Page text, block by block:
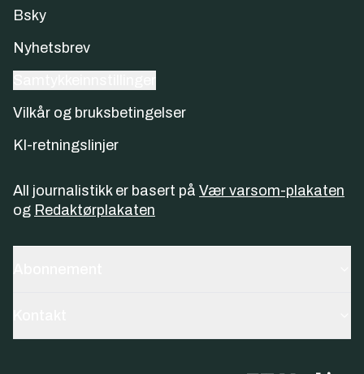
Bsky
Nyhetsbrev
Vilkår og bruksbetingelser
KI-retningslinjer
All journalistikk er basert på Vær varsom-plakaten
og Redaktørplakaten